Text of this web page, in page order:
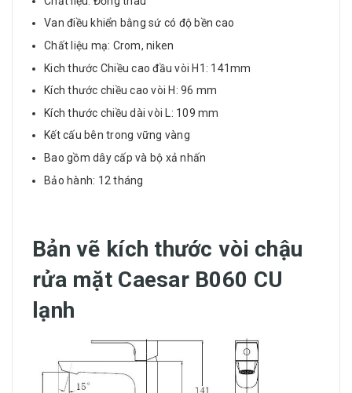
Van điều khiển bằng sứ có độ bền cao
Chất liệu mạ: Crom, niken
Kich thước Chiều cao đầu vòi H1: 141mm
Kích thước chiều cao vòi H: 96 mm
Kích thước chiều dài vòi L: 109 mm
Kết cấu bên trong vững vàng
Bao gồm dây cấp và bộ xả nhấn
Bảo hành: 12 tháng
Bản vẽ kích thước vòi chậu
rửa mặt Caesar B060 CU
lạnh